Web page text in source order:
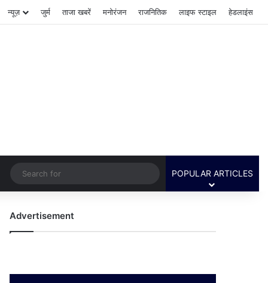
न्यूज़ जुर्म ताजा खबरें मनोरंजन राजनितिक लाइफ स्टाइल हेडलाइंस
Switch skin
Search
for
POPULAR ARTICLES
Advertisement